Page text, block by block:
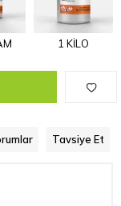
1 KİLO
Tavsiye Et